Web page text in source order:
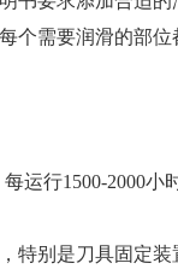
个需要润滑的部位
运行1500-2000小
别是刀具固定装